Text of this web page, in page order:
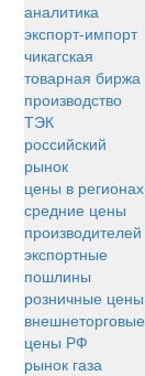
аналитика
экспорт-импорт
чикагская
товарная биржа
производство
ТЭК
российский
рынок
цены в регионах
средние цены
производителей
экспортные
пошлины
розничные цены
внешнеторговые
цены РФ
рынок газа